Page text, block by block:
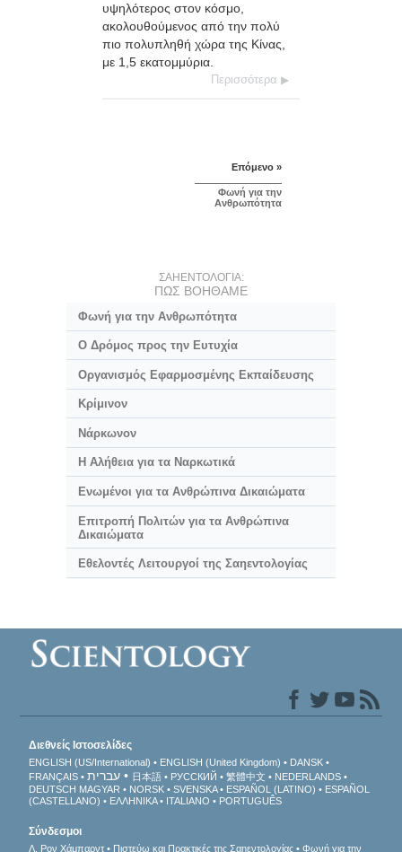
υψηλότερος στον κόσμο,
ακολουθούμενος από την πολύ
πιο πολυπληθή χώρα της Κίνας,
με 1,5 εκατομμύρια.
Περισσότερα
Επόμενο »
Φωνή για την
Ανθρωπότητα
ΣΑΗΕΝΤΟΛΟΓΙΑ:
ΠΩΣ ΒΟΗΘΑΜΕ
Φωνή για την Ανθρωπότητα
Ο Δρόμος προς την Ευτυχία
Οργανισμός Εφαρμοσμένης Εκπαίδευσης
Κρίμινον
Νάρκωνον
Η Αλήθεια για τα Ναρκωτικά
Ενωμένοι για τα Ανθρώπινα Δικαιώματα
Επιτροπή Πολιτών για τα Ανθρώπινα
Δικαιώματα
Εθελοντές Λειτουργοί της Σαηεντολογίας
Διεθνείς Ιστοσελίδες
ENGLISH (US/International) ENGLISH (United Kingdom)
DANSK
FRANÇAIS
עברית 日本語 РУССКИЙ 繁體中文
NEDERLANDS
DEUTSCH MAGYAR NORSK SVENSKA ESPAÑOL (LATINO)
ESPAÑOL
(CASTELLANO)
ΕΛΛΗΝΙΚA ITALIANO PORTUGUÊS
Σύνδεσμοι
Λ. Ρον Χάμπαρντ Πιστεύω και Πρακτικές της Σαηεντολογίας Φωνή για την